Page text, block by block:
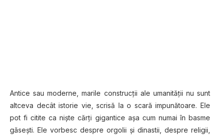
Antice sau moderne, marile construcţii ale umanităţii nu sunt
altceva decât istorie vie, scrisă la o scară impunătoare. Ele
pot fi citite ca nişte cărţi gigantice aşa cum numai în basme
găseşti. Ele vorbesc despre orgolii şi dinastii, despre religii,